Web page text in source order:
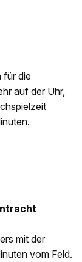
für die
auf der Uhr,
mit der
vom Feld.